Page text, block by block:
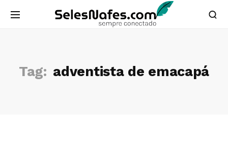
Tag: adventista de emacapá